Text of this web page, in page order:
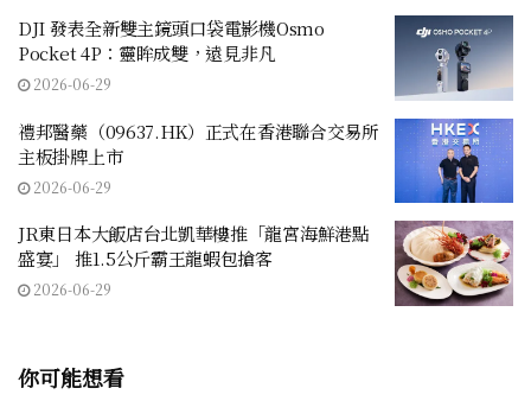
DJI 發表全新雙主鏡頭口袋電影機Osmo
Pocket 4P：靈眸成雙，遠見非凡
2026-06-29
禮邦醫藥（09637.HK）正式在香港聯合交易所
主板掛牌上市
2026-06-29
JR東日本大飯店台北凱華樓推「龍宮海鮮港點
盛宴」 推1.5公斤霸王龍蝦包搶客
2026-06-29
你可能想看